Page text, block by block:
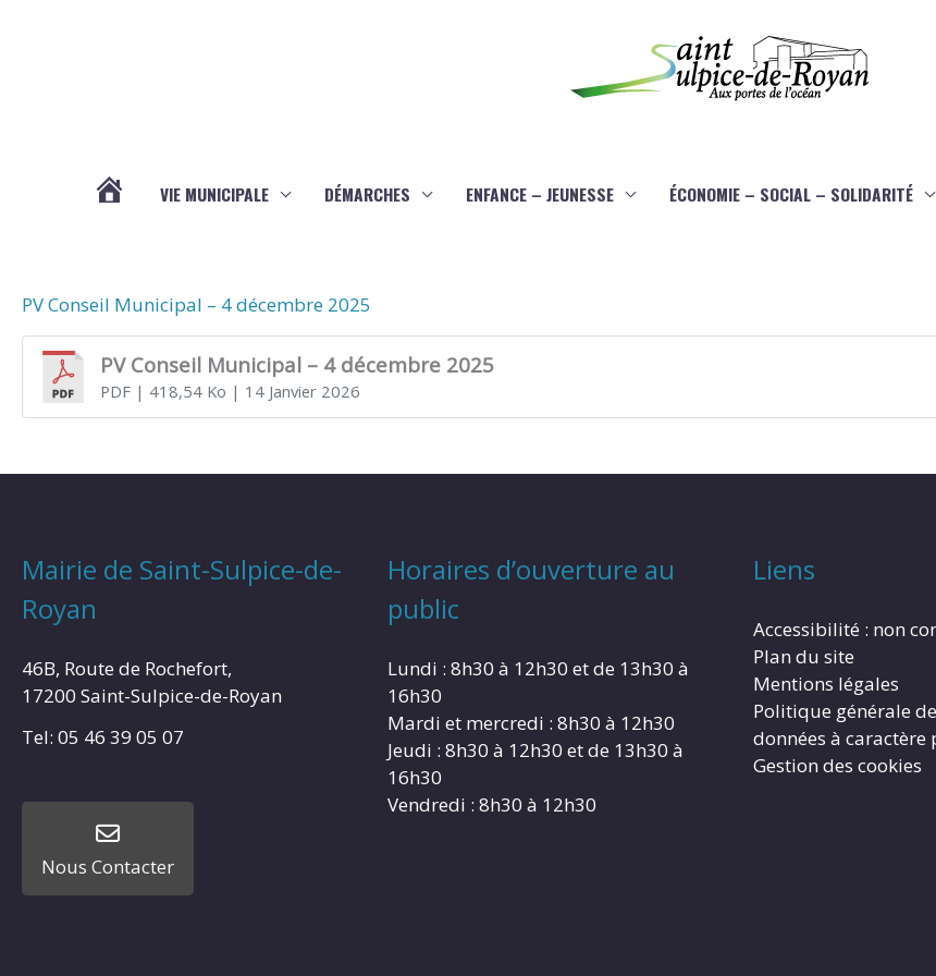
VIE MUNICIPALE DÉMARCHES ENFANCE – JEUNESSE ÉCONOMIE – SOCIAL – SOLIDARITÉ
PV Conseil Municipal – 4 décembre 2025
PV Conseil Municipal – 4 décembre 2025
PDF| 418,54 Ko | 14 Janvier 2026
Mairie de Saint-Sulpice-de-
Royan
46B, Route de Rochefort,
17200 Saint-Sulpice-de-Royan
Tel: 05 46 39 05 07
Nous Contacter
Horaires d’ouverture au
public
Lundi : 8h30 à 12h30 et de 13h30 à
16h30
Mardi et mercredi : 8h30 à 12h30
Jeudi : 8h30 à 12h30 et de 13h30 à
16h30
Vendredi : 8h30 à 12h30
Liens
Accessibilité : non
Plan du site
Mentions légales
Politique générale
données à caractère
Gestion des cookies